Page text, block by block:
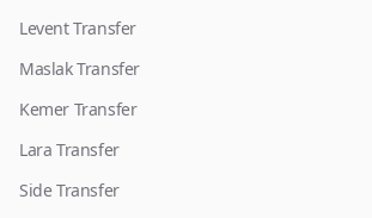
Levent Transfer
Maslak Transfer
Kemer Transfer
Lara Transfer
Side Transfer